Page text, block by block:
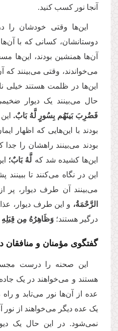
آنجا نور کسب کنید.
این‌ها وقتی خودشان را
دوستانشان، کسانی که با
آن‌ها همنشین بودند، این‌ها
می‌خواندند، وقتی می‌بینند که
این‌ها در ظلمت هستند خیلی
حال می‌بینند یک دیوار
فَضُرِبَ بَینَهُم بِسُورٍ لَّهُ بَابٌ.
بودند با این‌هایی که اظهار
بودند می‌بینند راهشان را جدا
این‌ها کشیده شد که لَّهُ بَابٌ؛
این در نگاه می‌کنند تا
می‌بینند آن طرف دیوار،
الرَّحْمَةُ، و این طرف دیوار،
درگیر هستند؛ وَظَاهِرُهُ مِن قِبَلِهِ
گفتگوی مؤمنان و منافقان
این صحنه را درست
هستند و می‌خواهند در یک
عده از آن‌ها نور می‌تابد و
یک عده دیگر می‌خواهند از نور
نمی‌شود. در این حال یک